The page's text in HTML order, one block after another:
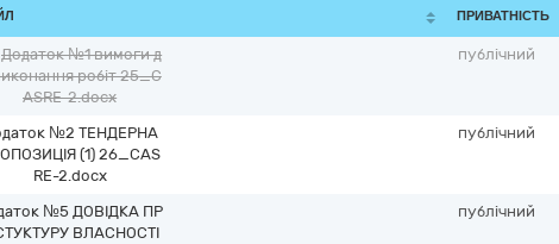
ПРИВАТНІСТЬ
Додаток №1 вимоги д
робіт 25_C
ASRE-2.docx
публічний
№2 ТЕНДЕРНА
(1) 26_CAS
RE-2.docx
публічний
№5 ДОВІДКА ПР
ВЛАСНОСТІ
публічний